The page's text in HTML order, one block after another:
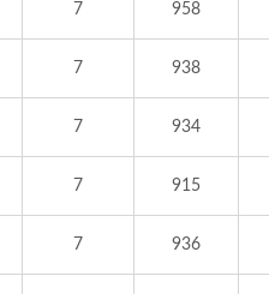
7 958
7 938
7 934
7 915
7 936